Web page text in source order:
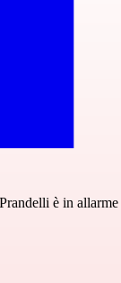
è in allarme